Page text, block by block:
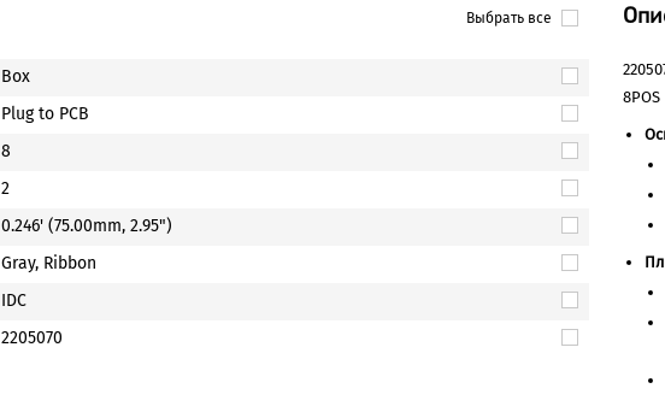
Выбрать все
Box
Plug to PCB
8
2
0.246' (75.00mm, 2.95")
Gray, Ribbon
IDC
2205070
8POS